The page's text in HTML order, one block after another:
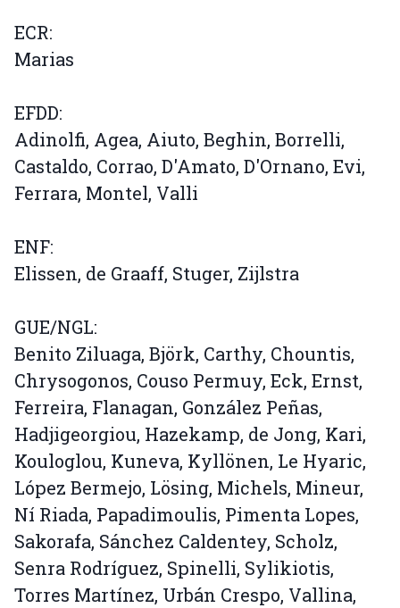
ECR:
Marias
EFDD:
Adinolfi, Agea, Aiuto, Beghin, Borrelli,
Castaldo, Corrao, D'Amato, D'Ornano, Evi,
Ferrara, Montel, Valli
ENF:
Elissen, de Graaff, Stuger, Zijlstra
GUE/NGL:
Benito Ziluaga, Björk, Carthy, Chountis,
Chrysogonos, Couso Permuy, Eck, Ernst,
Ferreira, Flanagan, González Peñas,
Hadjigeorgiou, Hazekamp, de Jong, Kari,
Kouloglou, Kuneva, Kyllönen, Le Hyaric,
López Bermejo, Lösing, Michels, Mineur,
Ní Riada, Papadimoulis, Pimenta Lopes,
Sakorafa, Sánchez Caldentey, Scholz,
Senra Rodríguez, Spinelli, Sylikiotis,
Torres Martínez, Urbán Crespo, Vallina,